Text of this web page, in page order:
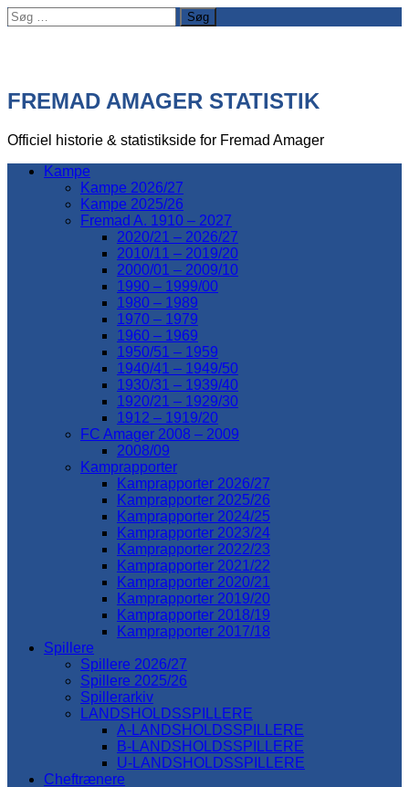
Søg
efter:
FREMAD AMAGER STATISTIK
Officiel historie & statistikside for Fremad Amager
Kampe
Kampe 2026/27
Kampe 2025/26
Fremad A. 1910 – 2027
2020/21 – 2026/27
2010/11 – 2019/20
2000/01 – 2009/10
1990 – 1999/00
1980 – 1989
1970 – 1979
1960 – 1969
1950/51 – 1959
1940/41 – 1949/50
1930/31 – 1939/40
1920/21 – 1929/30
1912 – 1919/20
FC Amager 2008 – 2009
2008/09
Kamprapporter
Kamprapporter 2026/27
Kamprapporter 2025/26
Kamprapporter 2024/25
Kamprapporter 2023/24
Kamprapporter 2022/23
Kamprapporter 2021/22
Kamprapporter 2020/21
Kamprapporter 2019/20
Kamprapporter 2018/19
Kamprapporter 2017/18
Spillere
Spillere 2026/27
Spillere 2025/26
Spillerarkiv
LANDSHOLDSSPILLERE
A-LANDSHOLDSSPILLERE
B-LANDSHOLDSSPILLERE
U-LANDSHOLDSSPILLERE
Cheftrænere